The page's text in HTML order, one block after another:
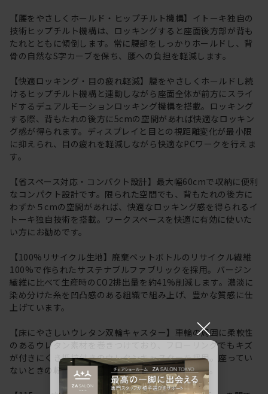
【腰をやさしくホールド・ヒップチルト機構】イトーキ独自の
技術ヒップチルト機構は、ロッキングすると座面後方部が背も
たれとともに傾倒します。常に腰部をしっかりホールドし、背
骨の自然なS字カーブを保ち、腰への負担を軽減します。
【快適ロッキング・目の疲れ軽減】腰をやさしくホールドし続
けるヒップチルト機構と連動しながら座面全体が前方にスライ
ドするデュアルモーションロッキング機構を搭載。ロッキング
する際、背もたれの後方に5cmの空間があれば快適なロッキン
グ感が得られます。ディスプレイと目との視距離変化が最小限
に抑えられ、目の疲れを軽減しながら快適なPCワークを行えま
す。
【省スペース対応・コンパクト設計】最大幅60cmで収納に便利
なコンパクト設計です。限られた空間でも、背もたれの後方に
わずか５cmの空間があれば、快適なロッキング感を得られるイ
トーキ独自技術を搭載。ワークスペースを快適に有効に使いた
い方にお勧めです。
【100%リサイクル生地】廃棄ペットボトルのリサイクル繊維
100%で作られたサステナブルファブリックを採用。バージン
繊維に比べて生産時のCO2排出量を約41%削減します。濃淡に
染め分けた糸を凹凸感のある組織で組み上げ、豊かな質感に仕
上げています。
【床にやさしいウレタン双輪キャスター】車輪の周囲に柔軟性
のあるウレタン素材を巻きつけており、フローリングでもキズ
が付きにくき抵抗付きのウレタンキャスターを採用。座ってい
ないときの転がりを防ぐ安全機能も採用しています。
×